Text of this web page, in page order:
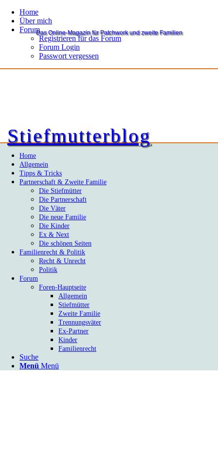
Home
Über mich
Forum
Registrieren für das Forum
Forum Login
Passwort vergessen
Stiefmutterblog
Das Online-Magazin für Patchwork und zweite Familien
Home
Allgemein
Tipps & Tricks
Partnerschaft & Zweite Familie
Die Stiefmütter
Die Partnerschaft
Die Väter
Die neue Familie
Die Kinder
Ex & Next
Die schönen Seiten
Familienrecht & Politik
Recht & Unrecht
Politik
Forum
Foren-Hauptseite
Allgemein
Stiefmütter
Zweite Familie
Trennungsväter
Ex-Partner
Kinder
Familienrecht
Suche
Menü Menü